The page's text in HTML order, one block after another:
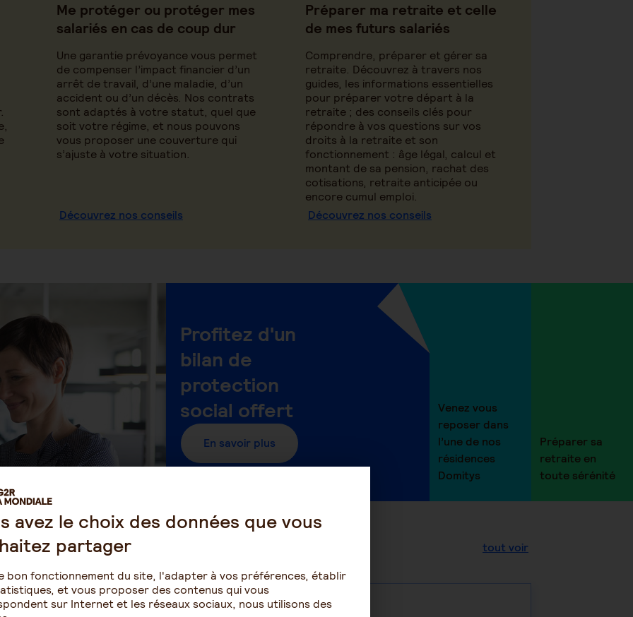
Me protéger ou protéger mes
salariés en cas de coup dur
Une garantie prévoyance vous permet
de compenser l’impact financier d’un
arrêt de travail, d’une maladie, d’un
accident ou d’un décès. Nos contrats
sont adaptés à votre statut, quel que
soit votre régime, et nous pouvons
vous proposer une couverture qui
s’ajuste à votre situation.
Découvrez nos conseils
Préparer ma retraite et celle
de mes futurs salariés
Comprendre, préparer et gérer sa
retraite. Découvrez à travers nos
guides, les informations essentielles
pour préparer votre départ à la
retraite ; des conseils clés pour
répondre à vos questions sur vos
droits à la retraite et son
fonctionnement : âge légal, calcul et
montant de sa pension, rachat des
cotisations, retraite anticipée ou
encore cumul emploi.
Découvrez nos conseils
Profitez d'un
bilan de
protection
social offert
En savoir plus
Venez vous
reposer dans
l’une de nos
résidences
Domitys
Préparer sa
retraite en
toute sérénité
tout voir
avez le choix des données que vous
partager
bon fonctionnement du site, l'adapter à vos préférences, établir
et vous proposer des contenus qui vous
sur Internet et les réseaux sociaux, nous utilisons des